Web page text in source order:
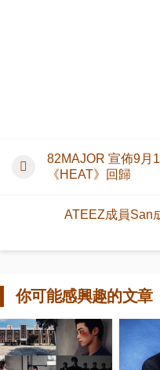
82MAJOR 宣佈9月
《HEAT》回歸
ATEEZ成員San
你可能感興趣的文章